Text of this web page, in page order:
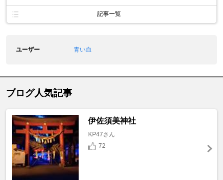
記事一覧
ユーザー 青い血
ブログ人気記事
伊佐須美神社
KP47さん
72